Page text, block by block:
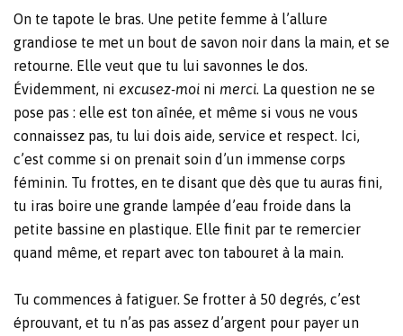
On te tapote le bras. Une petite femme à l’allure
grandiose te met un bout de savon noir dans la main, et se
retourne. Elle veut que tu lui savonnes le dos.
Évidemment, ni excusez-moi ni merci . La question ne se
pose pas : elle est ton aînée, et même si vous ne vous
connaissez pas, tu lui dois aide, service et respect. Ici,
c’est comme si on prenait soin d’un immense corps
féminin. Tu frottes, en te disant que dès que tu auras fini,
tu iras boire une grande lampée d’eau froide dans la
petite bassine en plastique. Elle finit par te remercier
quand même, et repart avec ton tabouret à la main.
Tu commences à fatiguer. Se frotter à 50 degrés, c’est
éprouvant, et tu n’as pas assez d’argent pour payer un